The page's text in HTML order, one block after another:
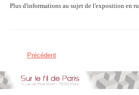
Plus d'informations au sujet de l'exposition en
Précédent